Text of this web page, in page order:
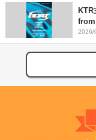
from
2026/